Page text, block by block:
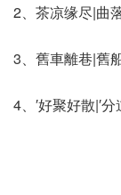
2、茶凉缘尽|曲
3、舊車離巷|舊
4、′好聚好散|′